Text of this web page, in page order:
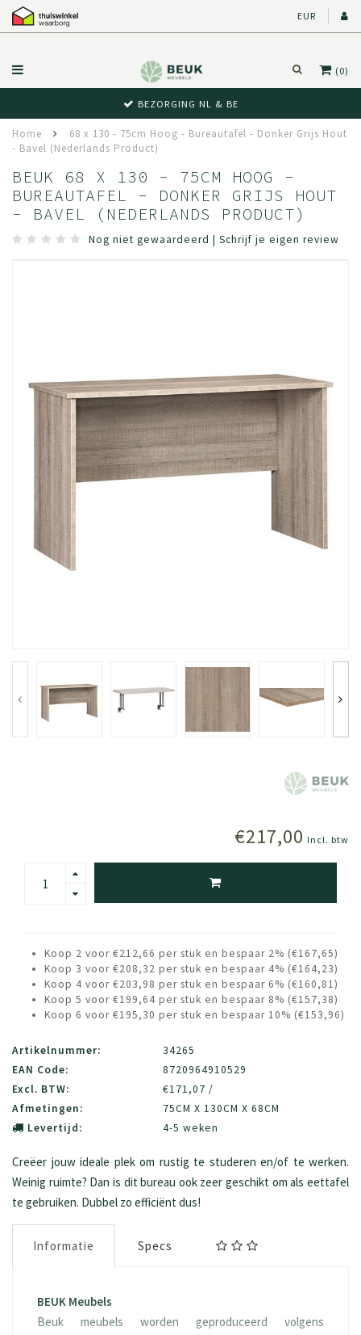
EUR
(0)
BEZORGING NL & BE
Home
68 x 130 - 75cm Hoog - Bureautafel - Donker Grijs Hout
- Bavel (Nederlands Product)
BEUK 68 X 130 - 75CM HOOG -
BUREAUTAFEL - DONKER GRIJS HOUT
- BAVEL (NEDERLANDS PRODUCT)
Nog niet gewaardeerd | Schrijf je eigen review
€217,00 Incl. btw
Koop 2 voor €212,66 per stuk en bespaar 2% (€167,65)
Koop 3 voor €208,32 per stuk en bespaar 4% (€164,23)
Koop 4 voor €203,98 per stuk en bespaar 6% (€160,81)
Koop 5 voor €199,64 per stuk en bespaar 8% (€157,38)
Koop 6 voor €195,30 per stuk en bespaar 10% (€153,96)
Artikelnummer:
34265
EAN Code:
8720964910529
Excl. BTW:
€171,07 /
Afmetingen:
75CM X 130CM X 68CM
Levertijd:
4-5 weken
Creëer jouw ideale plek om rustig te studeren en/of te werken.
Weinig ruimte? Dan is dit bureau ook zeer geschikt om als eettafel
te gebruiken. Dubbel zo efficiënt dus!
Informatie Specs
BEUK Meubels
Beuk meubels worden geproduceerd volgens